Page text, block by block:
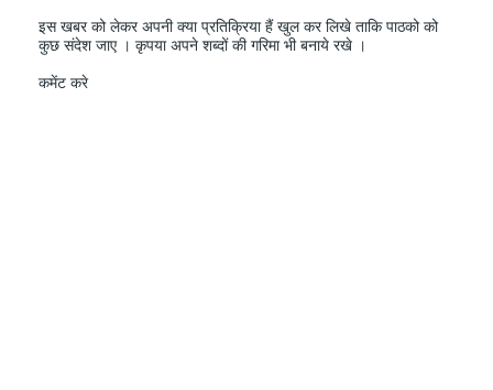
इस खबर को लेकर अपनी क्या प्रतिक्रिया हैं खुल कर लिखे ताकि पाठको को
कुछ संदेश जाए । कृपया अपने शब्दों की गरिमा भी बनाये रखे ।
कमेंट करे